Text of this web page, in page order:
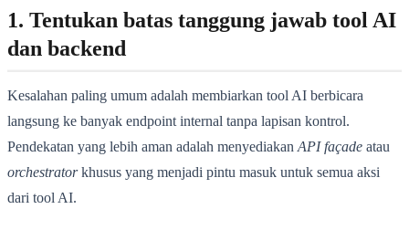
1. Tentukan batas tanggung jawab tool AI
dan backend
Kesalahan paling umum adalah membiarkan tool AI berbicara
langsung ke banyak endpoint internal tanpa lapisan kontrol.
Pendekatan yang lebih aman adalah menyediakan API façade atau
orchestratorkhusus yang menjadi pintu masuk untuk semua aksi
dari tool AI.